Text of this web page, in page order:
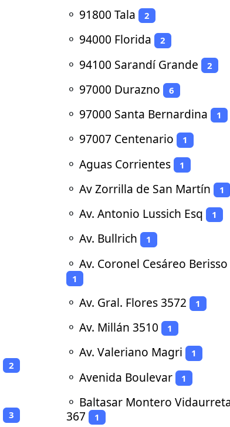
2
3
⚬ 91800 Tala 2
⚬ 94000 Florida 2
⚬ 94100 Sarandí Grande 2
⚬ 97000 Durazno 6
⚬ 97000 Santa Bernardina 1
⚬ 97007 Centenario 1
⚬ Aguas Corrientes 1
⚬ Av Zorrilla de San Martín 1
⚬ Av. Antonio Lussich Esq 1
⚬ Av. Bullrich 1
⚬ Av. Coronel Cesáreo Berisso
1
⚬ Av. Gral. Flores 3572 1
⚬ Av. Millán 3510 1
⚬ Av. Valeriano Magri 1
⚬ Avenida Boulevar 1
⚬ Baltasar Montero
367
1